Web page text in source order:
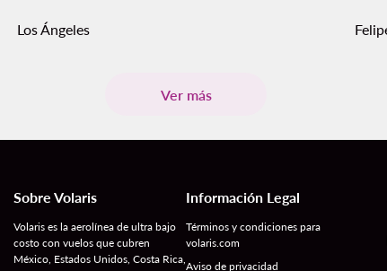
Los Ángeles
Ver más
Sobre Volaris
Volaris es la aerolínea de ultra bajo
costo con vuelos que cubren
México, Estados Unidos, Costa Rica,
Información Legal
Términos y condiciones para
volaris.com
Aviso de privacidad